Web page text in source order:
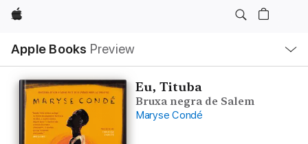
Apple
Apple Books Preview
lokaal
navigatiemenu
Eu, Tituba
Bruxa negra de Salem
Maryse Condé